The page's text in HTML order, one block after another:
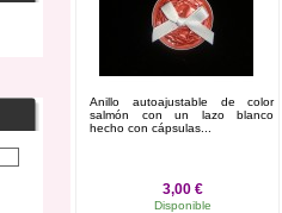
Anillo autoajustable de color
salmón con un lazo blanco
hecho con cápsulas...
3,00 €
Disponible